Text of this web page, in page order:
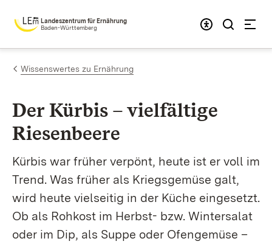
Zum Inhalt springen
Landeszentrum für Ernährung
Baden-Württemberg
Wissenswertes zu Ernährung
Der Kürbis – vielfältige
Riesenbeere
Kürbis war früher verpönt, heute ist er voll im
Trend. Was früher als Kriegsgemüse galt,
wird heute vielseitig in der Küche eingesetzt.
Ob als Rohkost im Herbst- bzw. Wintersalat
oder im Dip, als Suppe oder Ofengemüse –